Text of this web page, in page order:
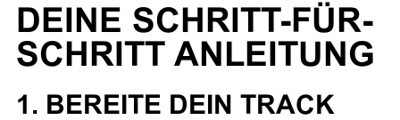
DEINE SCHRITT-FÜR-
SCHRITT ANLEITUNG
1. BEREITE DEIN TRACK